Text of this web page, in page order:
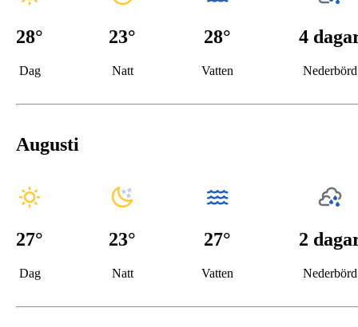
28°
Dag
23°
Natt
28°
Vatten
4
Nederbörd
Augusti
27°
Dag
23°
Natt
27°
Vatten
2
Nederbörd